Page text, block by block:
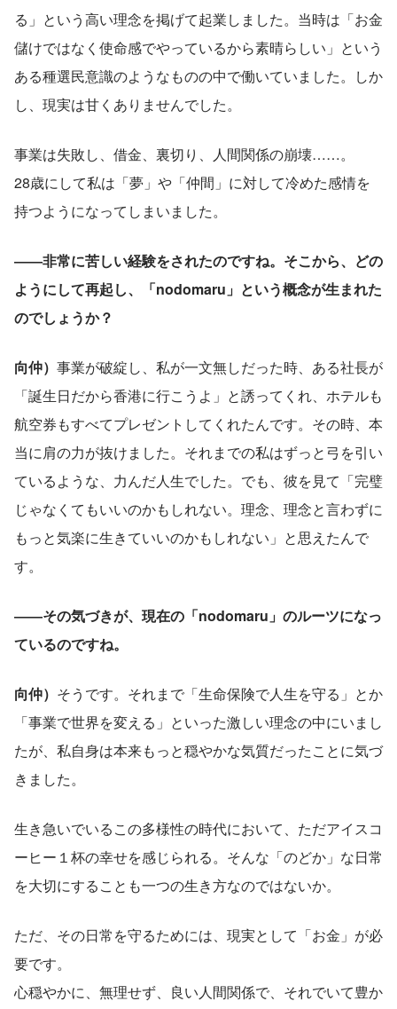
る」という高い理念を掲げて起業しました。当時は「お金
儲けではなく使命感でやっているから素晴らしい」という
ある種選民意識のようなものの中で働いていました。しか
し、現実は甘くありませんでした。
事業は失敗し、借金、裏切り、人間関係の崩壊……。
28歳にして私は「夢」や「仲間」に対して冷めた感情を
持つようになってしまいました。
――非常に苦しい経験をされたのですね。そこから、どの
ようにして再起し、「nodomaru」という概念が生まれた
のでしょうか？
向仲） 事業が破綻し、私が一文無しだった時、ある社長が
「誕生日だから香港に行こうよ」と誘ってくれ、ホテルも
航空券もすべてプレゼントしてくれたんです。その時、本
当に肩の力が抜けました。それまでの私はずっと弓を引い
ているような、力んだ人生でした。でも、彼を見て「完璧
じゃなくてもいいのかもしれない。理念、理念と言わずに
もっと気楽に生きていいのかもしれない」と思えたんで
す。
――その気づきが、現在の「nodomaru」のルーツになっ
ているのですね。
向仲） そうです。それまで「生命保険で人生を守る」とか
「事業で世界を変える」といった激しい理念の中にいまし
たが、私自身は本来もっと穏やかな気質だったことに気づ
きました。
生き急いでいるこの多様性の時代において、ただアイスコ
ーヒー１杯の幸せを感じられる。そんな「のどか」な日常
を大切にすることも一つの生き方なのではないか。
ただ、その日常を守るためには、現実として「お金」が必
要です。
心穏やかに、無理せず、良い人間関係で、それでいて豊か